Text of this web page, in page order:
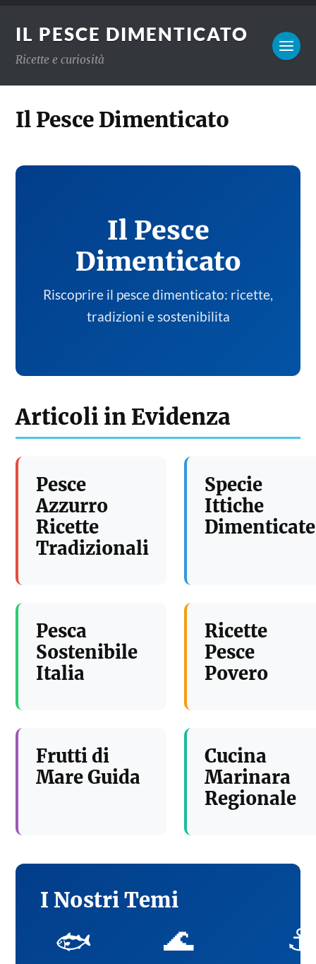
IL PESCE DIMENTICATO
Ricette e curiosità
Il Pesce Dimenticato
Il Pesce
Dimenticato
Riscoprire il pesce dimenticato: ricette,
tradizioni e sostenibilita
Articoli in Evidenza
Pesce
Azzurro
Ricette
Tradizionali
Specie
Ittiche
Dimenticate
Pesca
Sostenibile
Italia
Ricette
Pesce
Povero
Frutti di
Mare Guida
Cucina
Marinara
Regionale
I Nostri Temi
🐟 🌊 ⚓